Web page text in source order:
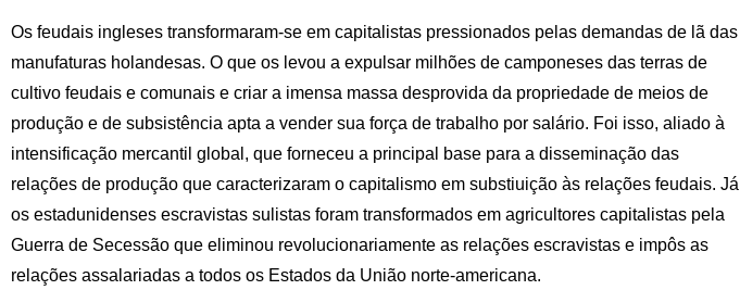
Os feudais ingleses transformaram-se em capitalistas pressionados pelas demandas de lã das
manufaturas holandesas. O que os levou a expulsar milhões de camponeses das terras de
cultivo feudais e comunais e criar a imensa massa desprovida da propriedade de meios de
produção e de subsistência apta a vender sua força de trabalho por salário. Foi isso, aliado à
intensificação mercantil global, que forneceu a principal base para a disseminação das
relações de produção que caracterizaram o capitalismo em substiuição às relações feudais. Já
os estadunidenses escravistas sulistas foram transformados em agricultores capitalistas pela
Guerra de Secessão que eliminou revolucionariamente as relações escravistas e impôs as
relações assalariadas a todos os Estados da União norte-americana.